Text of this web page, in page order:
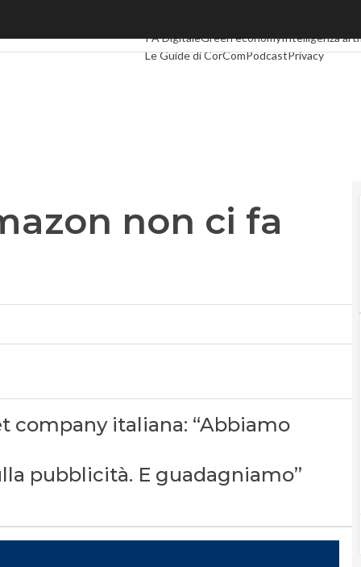
PA DigitaleGreen economyIntelligenza
Le Guide di CorComPodcastPrivacy
non ci fa
company italiana: “Abbiamo
pubblicità. E guadagniamo”